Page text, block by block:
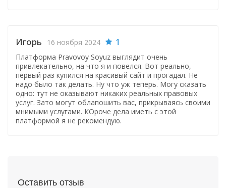
Игорь 16 ноября 2024 1
Платформа Pravovoy Soyuz выглядит очень
привлекательно, на что я и повелся. Вот реально,
первый раз купился на красивый сайт и прогадал. Не
надо было так делать. Ну что уж теперь. Могу сказать
одно: тут не оказывают никаких реальных правовых
услуг. Зато могут облапошить вас, прикрываясь своими
мнимыми услугами. КОроче дела иметь с этой
платформой я не рекомендую.
Оставить отзыв